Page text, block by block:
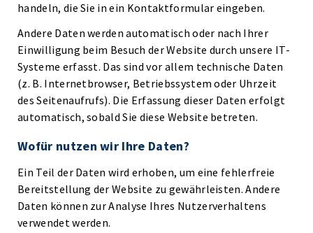
handeln, die Sie in ein Kontaktformular eingeben.
Andere Daten werden automatisch oder nach Ihrer
Einwilligung beim Besuch der Website durch unsere IT-
Systeme erfasst. Das sind vor allem technische Daten
(z. B. Internetbrowser, Betriebssystem oder Uhrzeit
des Seitenaufrufs). Die Erfassung dieser Daten erfolgt
automatisch, sobald Sie diese Website betreten.
Wofür nutzen wir Ihre Daten?
Ein Teil der Daten wird erhoben, um eine fehlerfreie
Bereitstellung der Website zu gewährleisten. Andere
Daten können zur Analyse Ihres Nutzerverhaltens
verwendet werden.